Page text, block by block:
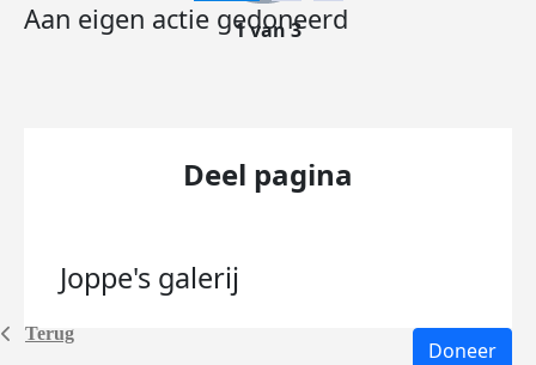
Terug
Aan eigen actie gedoneerd
1 van 3
Deel pagina
Joppe's galerij
Doneer